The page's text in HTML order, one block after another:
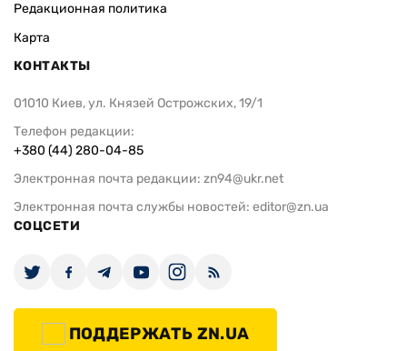
Редакционная политика
Карта
КОНТАКТЫ
01010 Киев, ул. Князей Острожских, 19/1
Телефон редакции:
+380 (44) 280-04-85
Электронная почта редакции: zn94@ukr.net
Электронная почта службы новостей: editor@zn.ua
СОЦСЕТИ
ПОДДЕРЖАТЬ ZN.UA